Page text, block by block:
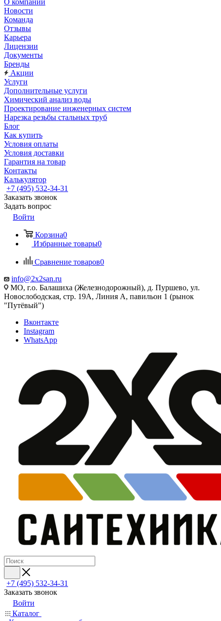
О компании
Новости
Команда
Отзывы
Карьера
Лицензии
Документы
Бренды
Акции
Услуги
Дополнительные услуги
Химический анализ воды
Проектирование инженерных систем
Нарезка резьбы стальных труб
Блог
Как купить
Условия оплаты
Условия доставки
Гарантия на товар
Контакты
Калькулятор
+7 (495) 532‑34‑31
Заказать звонок
Задать вопрос
Войти
Корзина0
Избранные товары0
Сравнение товаров0
info@2x2san.ru
МО, г.о. Балашиха (Железнодорожный), д. Пуршево, ул.
Новослободская, стр. 19А, Линия А, павильон 1 (рынок
"Путёвый")
Вконтакте
Instagram
WhatsApp
+7 (495) 532‑34‑31
Заказать звонок
Войти
Каталог